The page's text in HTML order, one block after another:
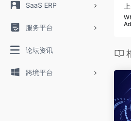
SaaS ERP
服务平台
论坛资讯
跨境平台